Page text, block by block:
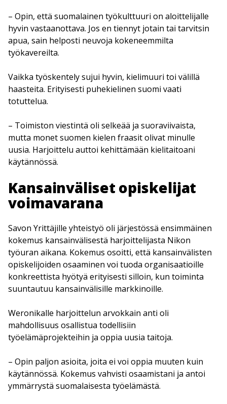
– Opin, että suomalainen työkulttuuri on aloittelijalle
hyvin vastaanottava. Jos en tiennyt jotain tai tarvitsin
apua, sain helposti neuvoja kokeneemmilta
työkavereilta.
Vaikka työskentely sujui hyvin, kielimuuri toi välillä
haasteita. Erityisesti puhekielinen suomi vaati
totuttelua.
– Toimiston viestintä oli selkeää ja suoraviivaista,
mutta monet suomen kielen fraasit olivat minulle
uusia. Harjoittelu auttoi kehittämään kielitaitoani
käytännössä.
Kansainväliset opiskelijat
voimavarana
Savon Yrittäjille yhteistyö oli järjestössä ensimmäinen
kokemus kansainvälisestä harjoittelijasta Nikon
työuran aikana. Kokemus osoitti, että kansainvälisten
opiskelijoiden osaaminen voi tuoda organisaatioille
konkreettista hyötyä erityisesti silloin, kun toiminta
suuntautuu kansainvälisille markkinoille.
Weronikalle harjoittelun arvokkain anti oli
mahdollisuus osallistua todellisiin
työelämäprojekteihin ja oppia uusia taitoja.
– Opin paljon asioita, joita ei voi oppia muuten kuin
käytännössä. Kokemus vahvisti osaamistani ja antoi
ymmärrystä suomalaisesta työelämästä.